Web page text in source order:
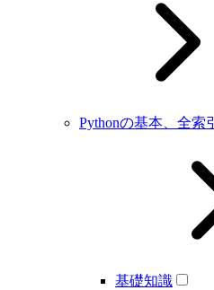
Pythonの基本、全索引
基礎知識